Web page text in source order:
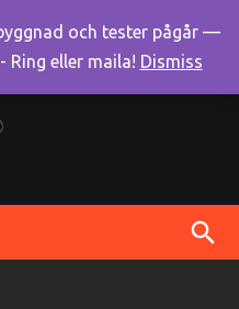
och tester pågår —
Ring eller maila! Dismiss